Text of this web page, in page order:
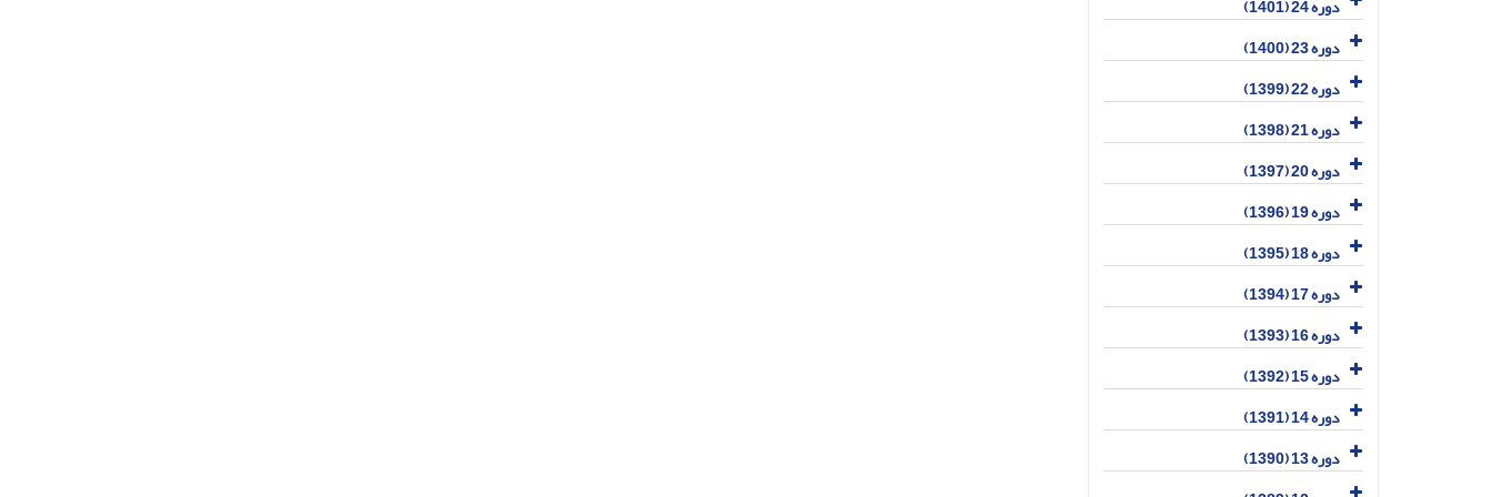
دوره 24 (1401)
دوره 23 (1400)
دوره 22 (1399)
دوره 21 (1398)
دوره 20 (1397)
دوره 19 (1396)
دوره 18 (1395)
دوره 17 (1394)
دوره 16 (1393)
دوره 15 (1392)
دوره 14 (1391)
دوره 13 (1390)